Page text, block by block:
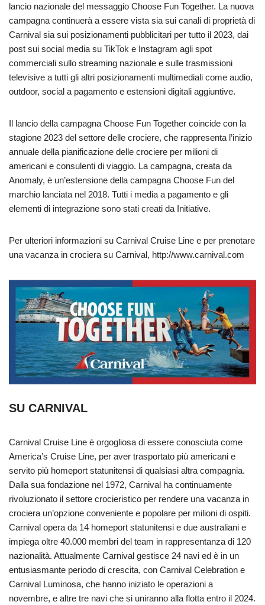
lancio nazionale del messaggio Choose Fun Together. La nuova
campagna continuerà a essere vista sia sui canali di proprietà di
Carnival sia sui posizionamenti pubblicitari per tutto il 2023, dai
post sui social media su TikTok e Instagram agli spot
commerciali sullo streaming nazionale e sulle trasmissioni
televisive a tutti gli altri posizionamenti multimediali come audio,
outdoor, social a pagamento e estensioni digitali aggiuntive.
Il lancio della campagna Choose Fun Together coincide con la
stagione 2023 del settore delle crociere, che rappresenta l’inizio
annuale della pianificazione delle crociere per milioni di
americani e consulenti di viaggio. La campagna, creata da
Anomaly, è un’estensione della campagna Choose Fun del
marchio lanciata nel 2018. Tutti i media a pagamento e gli
elementi di integrazione sono stati creati da Initiative.
Per ulteriori informazioni su Carnival Cruise Line e per prenotare
una vacanza in crociera su Carnival, http://www.carnival.com
SU CARNIVAL
Carnival Cruise Line è orgogliosa di essere conosciuta come
America’s Cruise Line, per aver trasportato più americani e
servito più homeport statunitensi di qualsiasi altra compagnia.
Dalla sua fondazione nel 1972, Carnival ha continuamente
rivoluzionato il settore crocieristico per rendere una vacanza in
crociera un’opzione conveniente e popolare per milioni di ospiti.
Carnival opera da 14 homeport statunitensi e due australiani e
impiega oltre 40.000 membri del team in rappresentanza di 120
nazionalità. Attualmente Carnival gestisce 24 navi ed è in un
entusiasmante periodo di crescita, con Carnival Celebration e
Carnival Luminosa, che hanno iniziato le operazioni a
novembre, e altre tre navi che si uniranno alla flotta entro il 2024.